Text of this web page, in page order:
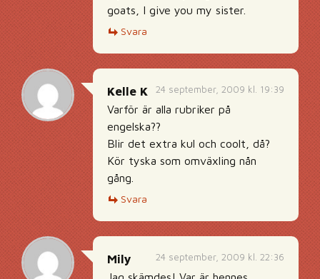
goats, I give you my sister.
Svara
24 september, 2009 kl. 19:39
Kelle K
Varför är alla rubriker på
engelska??
Blir det extra kul och coolt, då?
Kör tyska som omväxling nån
gång.
Svara
24 september, 2009 kl. 22:36
Mily